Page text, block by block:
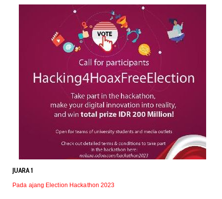
JUARA 1
Pada ajang Election Hackathon 2023